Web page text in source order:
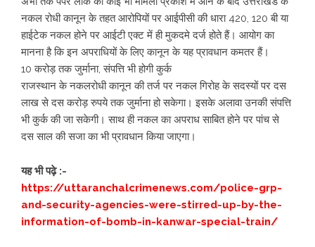
नकल रोधी कानून के तहत आरोपियों पर आईपीसी की धारा 420, 120 बी या
हाईटेक नकल होने पर आईटी एक्ट में ही मुकदमे दर्ज होते हैं। आयोग का
मानना है कि इन अपराधियों के लिए कानून के यह प्रावधान कमतर हैं।
10 करोड़ तक जुर्माना, संपत्ति भी होगी कुर्क
राजस्थान के नकलरोधी कानून की तर्ज पर नकल गिरोह के सदस्यों पर दस
लाख से दस करोड़ रुपये तक जुर्माना हो सकेगा। इसके अलावा उनकी संपत्ति
भी कुर्क की जा सकेगी। साथ ही नकल का अपराध साबित होने पर पांच से
दस साल की सजा का भी प्रावधान किया जाएगा।
यह भी पढ़े :-
https://uttaranchalcrimenews.com/police-grp-
and-security-agencies-were-stirred-up-by-the-
information-of-bomb-in-kanwar-special-train/